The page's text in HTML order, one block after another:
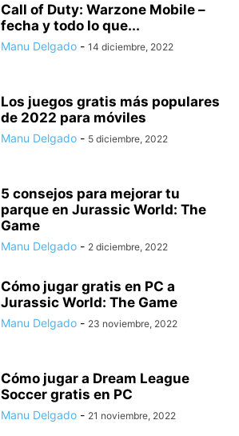
Call of Duty: Warzone Mobile –
fecha y todo lo que...
Manu Delgado - 14 diciembre, 2022
Los juegos gratis más populares
de 2022 para móviles
Manu Delgado - 5 diciembre, 2022
5 consejos para mejorar tu
parque en Jurassic World: The
Game
Manu Delgado - 2 diciembre, 2022
Cómo jugar gratis en PC a
Jurassic World: The Game
Manu Delgado - 23 noviembre, 2022
Cómo jugar a Dream League
Soccer gratis en PC
Manu Delgado - 21 noviembre, 2022